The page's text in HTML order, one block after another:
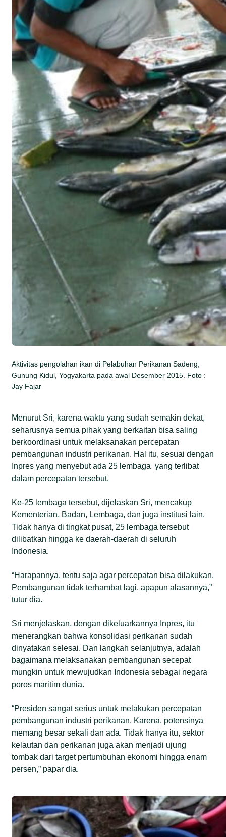
Aktivitas pengolahan ikan di Pelabuhan Perikanan Sadeng,
Gunung Kidul, Yogyakarta pada awal Desember 2015. Foto :
Jay Fajar
Menurut Sri, karena waktu yang sudah semakin dekat,
seharusnya semua pihak yang berkaitan bisa saling
berkoordinasi untuk melaksanakan percepatan
pembangunan industri perikanan. Hal itu, sesuai dengan
Inpres yang menyebut ada 25 lembaga yang terlibat
dalam percepatan tersebut.
Ke-25 lembaga tersebut, dijelaskan Sri, mencakup
Kementerian, Badan, Lembaga, dan juga institusi lain.
Tidak hanya di tingkat pusat, 25 lembaga tersebut
dilibatkan hingga ke daerah-daerah di seluruh
Indonesia.
“Harapannya, tentu saja agar percepatan bisa dilakukan.
Pembangunan tidak terhambat lagi, apapun alasannya,”
tutur dia.
Sri menjelaskan, dengan dikeluarkannya Inpres, itu
menerangkan bahwa konsolidasi perikanan sudah
dinyatakan selesai. Dan langkah selanjutnya, adalah
bagaimana melaksanakan pembangunan secepat
mungkin untuk mewujudkan Indonesia sebagai negara
poros maritim dunia.
“Presiden sangat serius untuk melakukan percepatan
pembangunan industri perikanan. Karena, potensinya
memang besar sekali dan ada. Tidak hanya itu, sektor
kelautan dan perikanan juga akan menjadi ujung
tombak dari target pertumbuhan ekonomi hingga enam
persen,” papar dia.